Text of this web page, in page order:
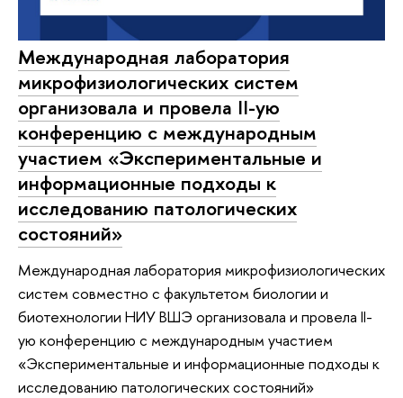
Международная лаборатория
микрофизиологических систем
организовала и провела II-ую
конференцию с международным
участием «Экспериментальные и
информационные подходы к
исследованию патологических
состояний»
Международная лаборатория микрофизиологических
систем совместно с факультетом биологии и
биотехнологии НИУ ВШЭ организовала и провела II-
ую конференцию с международным участием
«Экспериментальные и информационные подходы к
исследованию патологических состояний»